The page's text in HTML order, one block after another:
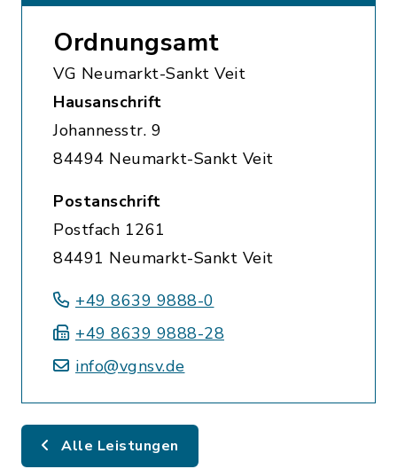
Ordnungsamt
VG Neumarkt-Sankt Veit
Hausanschrift
Johannesstr. 9
84494 Neumarkt-Sankt Veit
Postanschrift
Postfach 1261
84491 Neumarkt-Sankt Veit
+49 8639 9888-0
+49 8639 9888-28
info@vgnsv.de
Alle Leistungen